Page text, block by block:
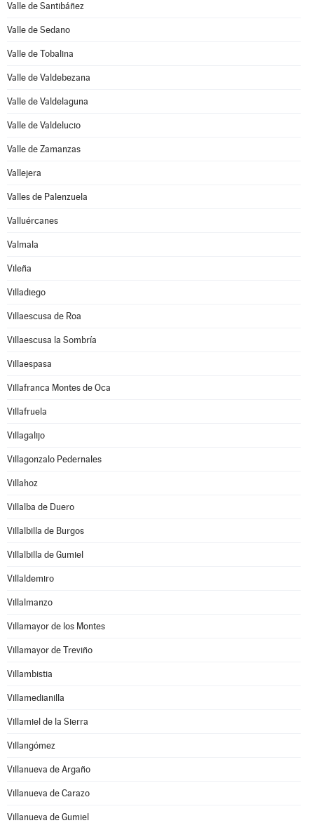
Valle de Santibáñez
Valle de Sedano
Valle de Tobalina
Valle de Valdebezana
Valle de Valdelaguna
Valle de Valdelucio
Valle de Zamanzas
Vallejera
Valles de Palenzuela
Valluércanes
Valmala
Vileña
Villadiego
Villaescusa de Roa
Villaescusa la Sombría
Villaespasa
Villafranca Montes de Oca
Villafruela
Villagalijo
Villagonzalo Pedernales
Villahoz
Villalba de Duero
Villalbilla de Burgos
Villalbilla de Gumiel
Villaldemiro
Villalmanzo
Villamayor de los Montes
Villamayor de Treviño
Villambistia
Villamedianilla
Villamiel de la Sierra
Villangómez
Villanueva de Argaño
Villanueva de Carazo
Villanueva de Gumiel